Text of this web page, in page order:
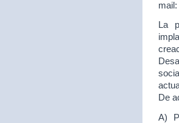
mail:
La
De
A)